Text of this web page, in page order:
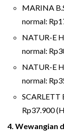
MARINA
normal:
NATUR-E
normal:
NATUR-E
normal:
SCARLETT
Rp37.900
4. Wewangian